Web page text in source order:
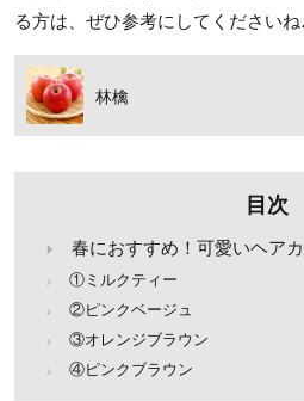
る方は、ぜひ参考にしてくださいね
林檎
目次
春におすすめ！可愛いヘア
①ミルクティー
②ピンクベージュ
③オレンジブラウン
④ピンクブラウン